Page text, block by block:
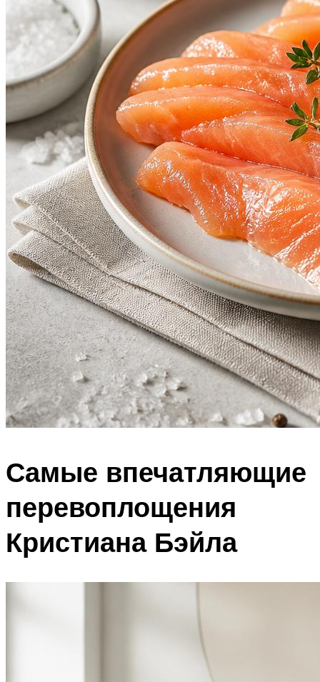
Самые впечатляющие
перевоплощения
Кристиана Бэйла